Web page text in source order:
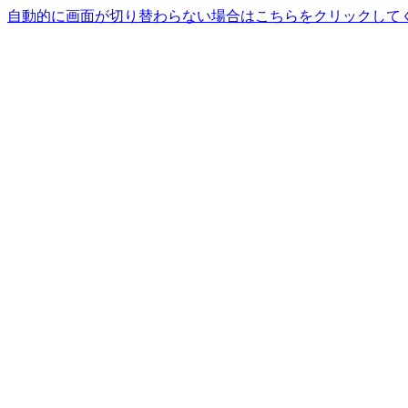
自動的に画面が切り替わらない場合はこちらをクリックして